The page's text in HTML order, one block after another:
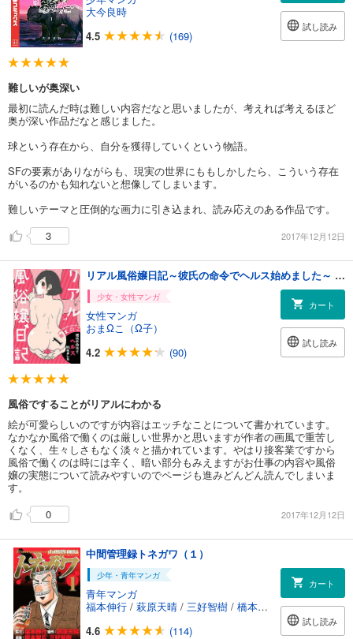
大今良時
4.5
(169)
試し読み
難しいが奥深い
最初に読んだ時は難しい内容だなと思いましたが、考えれば考えるほど
奥が深い作品だなと感じました。
球という存在から、自分を獲得していくという物語。
SFの要素がありながらも、現実の世界にももしかしたら、こういう存在
がいるのかも知れないと想像してしまいます。
難しいテーマと圧倒的な画力に引き込まれ、読み応えのある作品です。
3
2017年12月12日
リアル風俗嬢日記～彼氏の命令でヘルス始めました～ 1巻
少女・女性マンガ
女性マンガ
おまΩこ（Ω子）
4.2
(90)
カート
試し読み
風俗ですることがリアルにわかる
絵が可愛らしいのですが内容はエッチなことについて書かれています。
なかなか風俗で働くのは厳しい世界かと思いますが作者の画風で重苦し
くなく、生々しさもなく淡々と描かれています。やはり接客業ですから
風俗で働くのは時には辛く、暗い部分もみえますがお仕事の内容や風俗
嬢の実態について読みやすいのでページも進みどんどん読んでしまいま
す。
0
2017年12月12日
中間管理録トネガワ（１）
少年・青年マンガ
青年マンガ
福本伸行 / 萩原天晴 / 三好智樹 / 橋本智広
4.6
(114)
カート
試し読み